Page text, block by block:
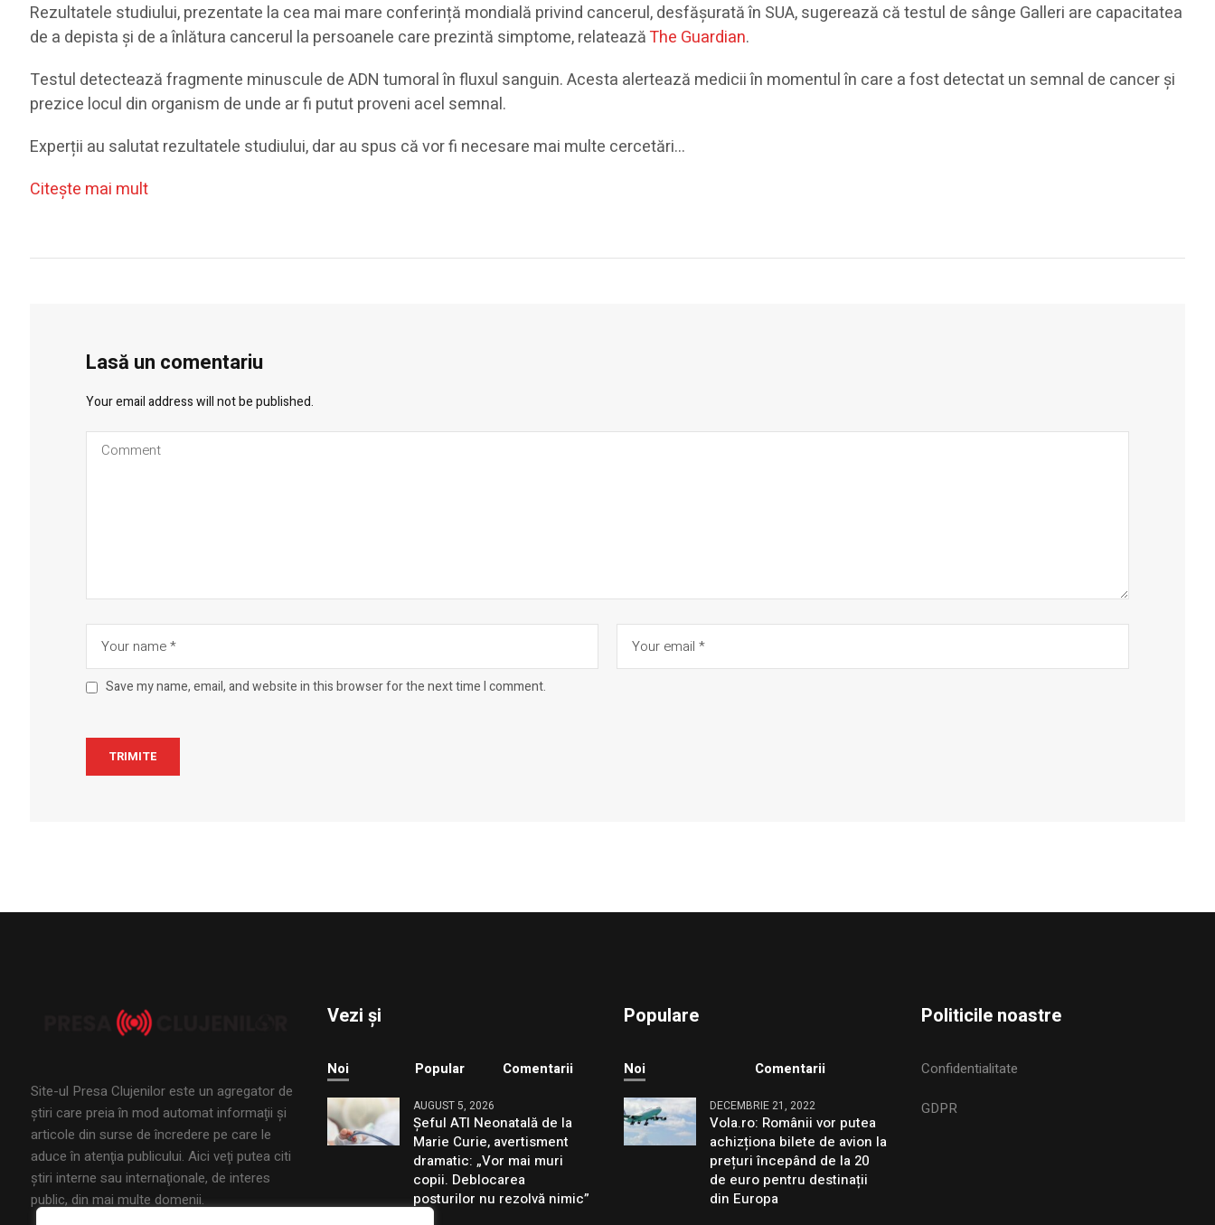
Rezultatele studiului, prezentate la cea mai mare conferință mondială privind cancerul, desfășurată în SUA, sugerează că testul de sânge Galleri are capacitatea
de a depista și de a înlătura cancerul la persoanele care prezintă simptome, relateazăThe Guardian.
Testul detectează fragmente minuscule de ADN tumoral în fluxul sanguin. Acesta alertează medicii în momentul în care a fost detectat un semnal de cancer și
prezice locul din organism de unde ar fi putut proveni acel semnal.
Experții au salutat rezultatele studiului, dar au spus că vor fi necesare mai multe cercetări…
Citeşte mai mult
Lasă un comentariu
Your email address will not be published.
Save my name, email, and website in this browser for the next time I comment.
Site-ul Presa Clujenilor este un agregator de
ştiri care preia în mod automat informaţii şi
articole din surse de încredere pe care le
aduce în atenţia publicului. Aici veţi putea citi
ştiri interne sau internaţionale, de interes
public, din mai multe domenii.
Vezi și
Noi Popular Comentarii
AUGUST 5, 2026
Șeful ATI Neonatală de la
Marie Curie, avertisment
dramatic: „Vor mai muri
copii. Deblocarea
posturilor nu rezolvă nimic”
Populare
Noi Comentarii
DECEMBRIE 21, 2022
Vola.ro: Românii vor putea
achizționa bilete de avion la
prețuri începând de la 20
de euro pentru destinații
din Europa
Politicile noastre
Confidentialitate
GDPR